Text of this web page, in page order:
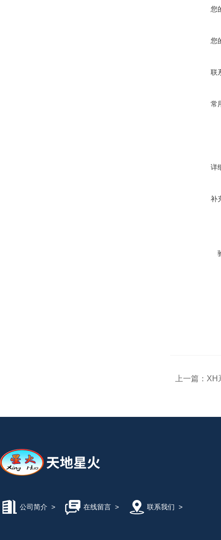
您
您
联
常
详
补
上一篇： XH
公司简介 > 在线留言> 联系我们 >